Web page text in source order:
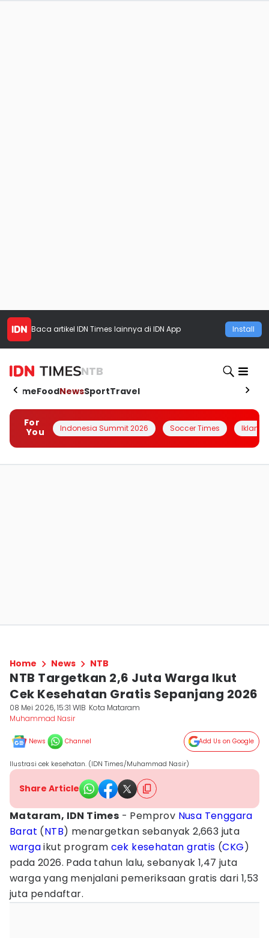
Baca artikel IDN Times lainnya di IDN App Install
NTB
HomeFoodNewsSportTravel
For
You
Indonesia Summit 2026 Soccer Times Iklanin
Home News NTB
NTB Targetkan 2,6 Juta Warga Ikut
Cek Kesehatan Gratis Sepanjang 2026
08 Mei 2026, 15:31 WIB Kota Mataram
Muhammad Nasir
News Channel Add Us on Google
Ilustrasi cek kesehatan. (IDN Times/Muhammad Nasir)
Share Article
Mataram, IDN Times - Pemprov Nusa Tenggara
Barat (NTB) menargetkan sebanyak 2,663 juta
wargaikut program cek kesehatan gratis (CKG)
pada 2026. Pada tahun lalu, sebanyak 1,47 juta
warga yang menjalani pemeriksaan gratis dari 1,53
juta pendaftar.